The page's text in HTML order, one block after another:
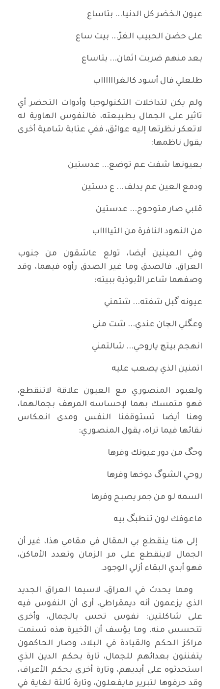
عيون الخضر كل الدنيا... بتاساع
على حضن الحبيب الغرّ... بيت ساع
بعد منهم ضربت اثمان... بتاساع
طلعلي فال أسود كالغرااااااب
ولم يكن لتداخلات التكنولوجيا وأدوات التحضر أي
تاثير على الجمال بطبيعته، فالنفوس الهاوية له
لاتعكر نظرتها إليه عوائق، ففي عتابة شامية أخرى
يقول ناظمها:
بعيونها شفت عم توضع... عدستين
ودمع العين عم يدلف... ع دستين
قلبي صار متوحوح... عدستين
من النهود النافرة من الثيااااب
وفي العينين أيضا، تولع عاشقون من جنوب
العراق، فالصدق وما غير الصدق رأوه فيهما، وقد
وصفهما شاعر الأبوذية ببيته:
عيونه گبل شفته... شتمني
وعگلي الچان عندي... شت مني
انهجم بيتچ ياروحي... شالتمني
اتمنين الذي يصعب عليه
ولعبود المنصوري مع العيون علاقة لاتنقطع،
فهو متمسك بهما لإحساسه المرهف بجمالهما،
وهنا أيضا تستوقفنا النفس ومدى انعكاس
نقائها فيما تراه، يقول المنصوري:
وحگ من دور عيونك وفرها
روحي الشوگ دوخها وفرها
السمه لو من جمر يصبح وفرها
ماعوفك لون تنطبگ بيه
إلى هنا ينقطع بي المقال في مقامي هذا، غير أن
الجمال لاينقطع على مر الزمان وتعدد الأماكن،
فهو أبدي البقاء أزلي الوجود.
ومما يحدث في العراق، لاسيما العراق الجديد
الذي يزعمون أنه ديمقراطي، أرى أن النفوس فيه
على شاكلتين: نفوس تحس بالجمال، وأخرى
تتحسس منه، وما يؤسف أن الأخيرة هذه تسنمت
مراكز الحكم والقيادة في البلاد، وصار الحاكمون
يتفننون بعدائهم للجمال، تارة بحكم الدين الذي
استحدثوه على أيديهم، وتارة أخرى بحكم الأعراف،
وقد حرفوها لتبرير مايفعلون، وتارة ثالثة لغاية في